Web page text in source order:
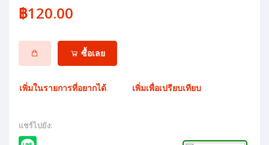
฿120.00
ซื้อเลย
เพิ่มในรายการที่อยากได้ เพิ่มเพื่อเปรียบเทียบ
แชร์ไปยัง: